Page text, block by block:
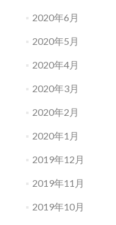
2020年6月
2020年5月
2020年4月
2020年3月
2020年2月
2020年1月
2019年12月
2019年11月
2019年10月